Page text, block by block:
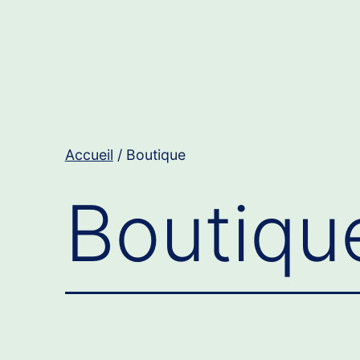
Accueil / Boutique